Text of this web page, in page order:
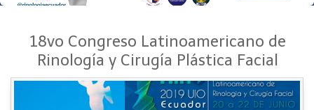
Nosotros
18vo Congreso Latinoamericano de
Rinología y Cirugía Plástica Facial